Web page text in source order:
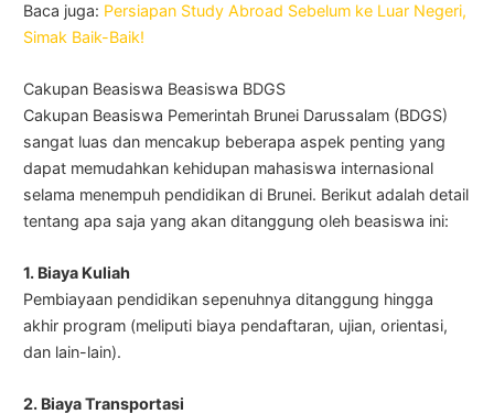
Baca juga: Persiapan Study Abroad Sebelum ke Luar Negeri,
Simak Baik-Baik!
Cakupan Beasiswa Beasiswa BDGS
Cakupan Beasiswa Pemerintah Brunei Darussalam (BDGS)
sangat luas dan mencakup beberapa aspek penting yang
dapat memudahkan kehidupan mahasiswa internasional
selama menempuh pendidikan di Brunei. Berikut adalah detail
tentang apa saja yang akan ditanggung oleh beasiswa ini:
1. Biaya Kuliah
Pembiayaan pendidikan sepenuhnya ditanggung hingga
akhir program (meliputi biaya pendaftaran, ujian, orientasi,
dan lain-lain).
2. Biaya Transportasi